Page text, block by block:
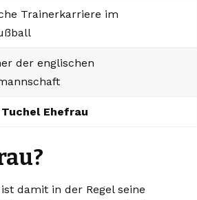
Trainerkarriere im
der englischen
Ehefrau
damit in der Regel seine